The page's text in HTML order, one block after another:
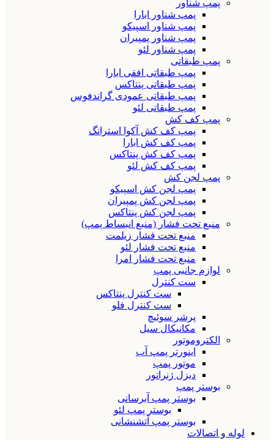
پمپ شناور
پمپ شناور ابارا
پمپ شناور اسپیکو
پمپ شناور پمپیران
پمپ شناور لئو
پمپ طبقاتی
پمپ طبقاتی افقی ابارا
پمپ طبقاتی پنتاکس
پمپ طبقاتی عمودی گراندفوس
پمپ طبقاتی لئو
پمپ کف کش
پمپ کف کش آکوا استرانگ
پمپ کف کش ابارا
پمپ کف کش پنتاکس
پمپ کف کش لئو
پمپ لجن کش
پمپ لجن کش اسپیکو
پمپ لجن کش پمپیران
پمپ لجن کش پنتاکس
منبع تحت فشار (منبع انبساط پمپ)
منبع تحت فشار زیلمت
منبع تحت فشار لئو
منبع تحت فشار امرا
لوازم جانبی پمپ
ست کنترل
ست کنترل پنتاکس
ست کنترل فلو
پرشر سوئیچ
مکانیکال سیل
الکتروموتور
اینورتر پمپ آب
موتور پمپ
دیزل ژنراتور
بوستر پمپ
بوستر پمپ آبرسانی
بوستر پمپ لئو
بوستر پمپ آتشنشانی
لوله و اتصالات